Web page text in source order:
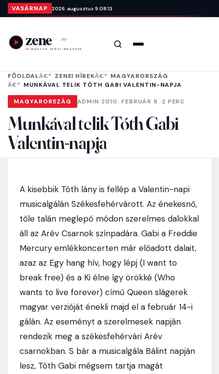
Ugrás a tartalomra
VASÁRNAP 2026. augusztus 9. 08:13
Keresés
FŐOLDAL ZENEI HÍREK
MAGYARORSZÁG
MUNKÁVAL TELIK TÓTH GABI VALENTIN-NAPJA
MAGYARORSZÁG ADMIN·2010. FEBRUÁR 8.·2 PERC
Munkával telik Tóth Gabi
Valentin-napja
A kisebbik Tóth lány is fellép a Valentin-napi
musicalgálán Székesfehérvárott. Az énekesnő,
tőle talán meglepő módon szerelmes dalokkal
áll az Arév Csarnok színpadára. Gabi a Freddie
Mercury emlékkoncerten már előadott dalait,
azaz az Egy hang hív, hogy lépj (I want to
break free) és a Ki élne így örökké (Who
wants to live forever) című Queen slágerek
magyar verzióját énekli majd el a február 14-i
gálán. Az eseményt a szerelmesek napján
rendezik meg a székesfehérvári Arév
csarnokban. S bár a musicalgála Bálint napján
lesz, Tóth Gabi mégsem tartja magát